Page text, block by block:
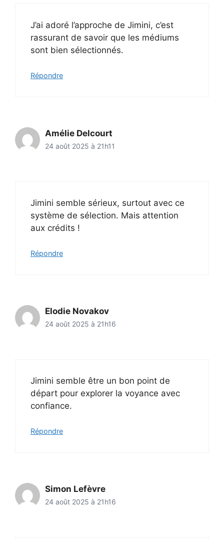
J’ai adoré l’approche de Jimini, c’est
rassurant de savoir que les médiums
sont bien sélectionnés.
Répondre
Amélie Delcourt
24 août 2025 à 21h11
Jimini semble sérieux, surtout avec ce
système de sélection. Mais attention
aux crédits !
Répondre
Elodie Novakov
24 août 2025 à 21h16
Jimini semble être un bon point de
départ pour explorer la voyance avec
confiance.
Répondre
Simon Lefèvre
24 août 2025 à 21h16